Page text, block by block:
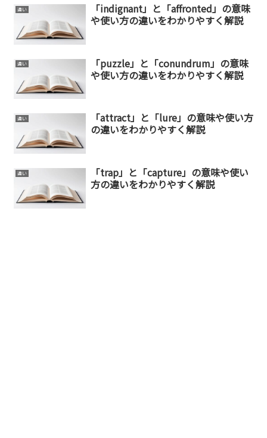
違い
「indignant」と「affronted」の意味
や使い方の違いをわかりやすく解説
違い
「puzzle」と「conundrum」の意味
や使い方の違いをわかりやすく解説
違い
「attract」と「lure」の意味や使い方
の違いをわかりやすく解説
違い
「trap」と「capture」の意味や使い
方の違いをわかりやすく解説